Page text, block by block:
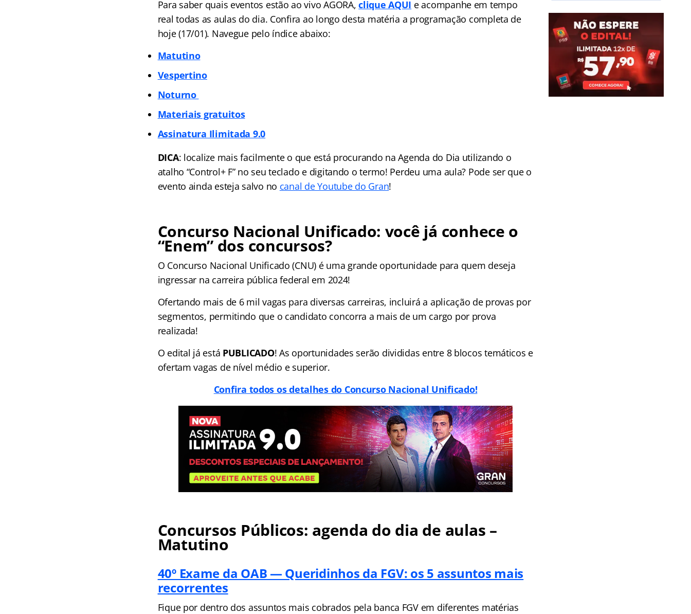
Para saber quais eventos estão ao vivo AGORA,clique AQUI e acompanhe em tempo
real todas as aulas do dia. Confira ao longo desta matéria a programação completa de
hoje (17/01). Navegue pelo índice abaixo:
Matutino
Vespertino
Noturno
Materiais gratuitos
Assinatura Ilimitada 9.0
DICA: localize mais facilmente o que está procurando na Agenda do Dia utilizando o
atalho “Control+ F” no seu teclado e digitando o termo! Perdeu uma aula? Pode ser que o
evento ainda esteja salvo no canal de Youtube do Gran!
Concurso Nacional Unificado: você já conhece o
“Enem” dos concursos?
O Concurso Nacional Unificado (CNU) é uma grande oportunidade para quem deseja
ingressar na carreira pública federal em 2024!
Ofertando mais de 6 mil vagas para diversas carreiras, incluirá a aplicação de provas por
segmentos, permitindo que o candidato concorra a mais de um cargo por prova
realizada!
O edital já está PUBLICADO! As oportunidades serão divididas entre 8 blocos temáticos e
ofertam vagas de nível médio e superior.
Confira todos os detalhes do Concurso Nacional Unificado!
Concursos Públicos: agenda do dia de aulas –
Matutino
40º Exame da OAB — Queridinhos da FGV: os 5 assuntos mais
recorrentes
Fique por dentro dos assuntos mais cobrados pela banca FGV em diferentes matérias